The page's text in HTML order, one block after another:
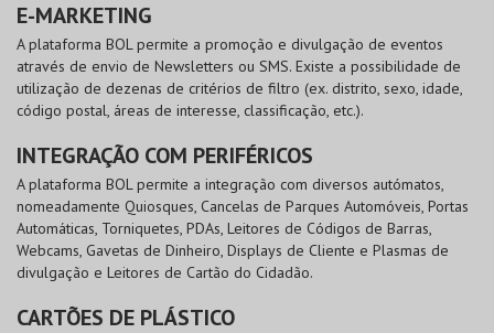
E-MARKETING
A plataforma BOL permite a promoção e divulgação de eventos
através de envio de Newsletters ou SMS. Existe a possibilidade de
utilização de dezenas de critérios de filtro (ex. distrito, sexo, idade,
código postal, áreas de interesse, classificação, etc.).
INTEGRAÇÃO COM PERIFÉRICOS
A plataforma BOL permite a integração com diversos autómatos,
nomeadamente Quiosques, Cancelas de Parques Automóveis, Portas
Automáticas, Torniquetes, PDAs, Leitores de Códigos de Barras,
Webcams, Gavetas de Dinheiro, Displays de Cliente e Plasmas de
divulgação e Leitores de Cartão do Cidadão.
CARTÕES DE PLÁSTICO